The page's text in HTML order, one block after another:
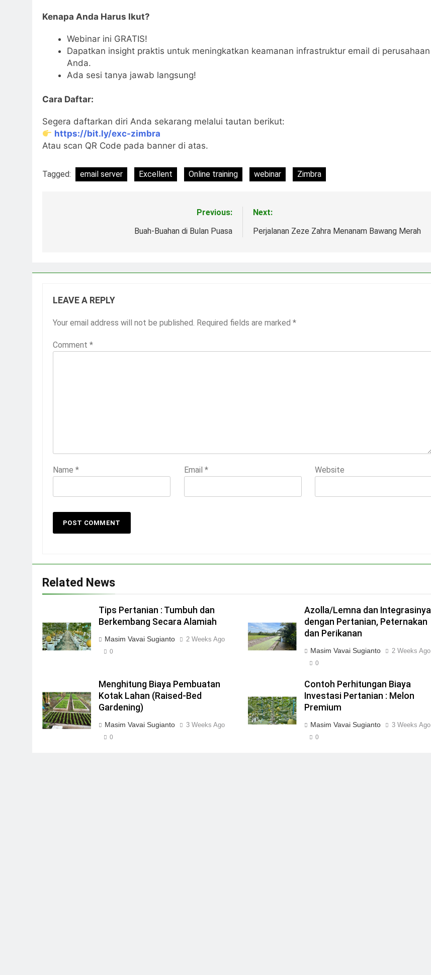
Kenapa Anda Harus Ikut?
Webinar ini GRATIS!
Dapatkan insight praktis untuk meningkatkan keamanan infrastruktur email di perusahaan
Anda.
Ada sesi tanya jawab langsung!
Cara Daftar:
Segera daftarkan diri Anda sekarang melalui tautan berikut:
https://bit.ly/exc-zimbra
Atau scan QR Code pada banner di atas.
Tagged: email server Excellent Online training webinar Zimbra
Previous:
Buah-Buahan di Bulan Puasa
Next:
Perjalanan Zeze Zahra Menanam Bawang Merah
LEAVE A REPLY
Your email address will not be published. Required fields are marked *
Comment *
Name * Email * Website
Related News
Tips Pertanian : Tumbuh dan
Berkembang Secara Alamiah
Masim Vavai Sugianto 2 Weeks Ago
0
Azolla/Lemna dan Integrasinya
dengan Pertanian, Peternakan
dan Perikanan
Masim Vavai Sugianto 2 Weeks Ago
0
Menghitung Biaya Pembuatan
Kotak Lahan (Raised-Bed
Gardening)
Masim Vavai Sugianto 3 Weeks Ago
0
Contoh Perhitungan Biaya
Investasi Pertanian : Melon
Premium
Masim Vavai Sugianto 3 Weeks Ago
0